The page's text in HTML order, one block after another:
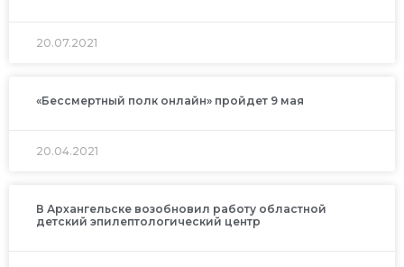
20.07.2021
«Бессмертный полк онлайн» пройдет 9 мая
20.04.2021
В Архангельске возобновил работу областной
детский эпилептологический центр